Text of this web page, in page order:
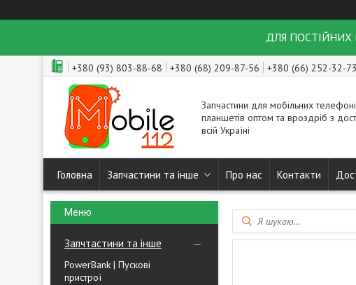
ДЛЯ ПОСТІЙНИХ
+380 (93) 803-88-68 +380 (68) 209-87-56 +380 (66) 252-32-73
Запчастини для мобільних
планшетів оптом та вроздріб з
всій Україні
Головна Запчастини та інше Про нас Контакти
Запчтастини та інше
PowerBank | Пускові
пристрої